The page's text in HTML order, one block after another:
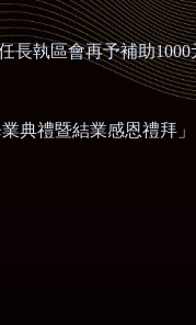
長執區會再予補助1000
典禮暨結業感恩禮拜